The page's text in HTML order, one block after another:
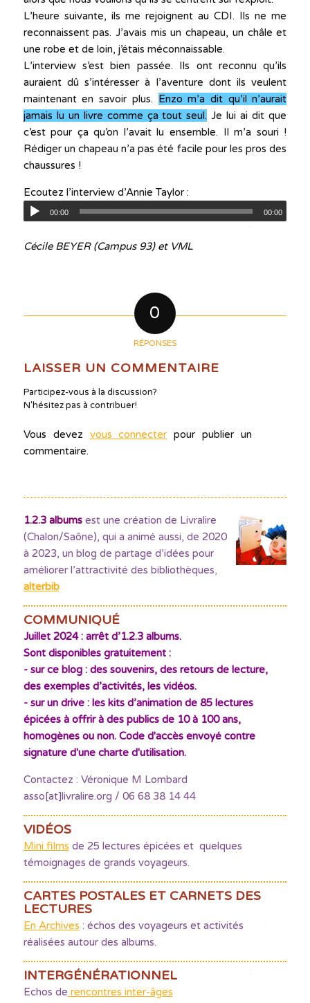
L’heure suivante, ils me rejoignent au CDI. Ils ne me
reconnaissent pas. J’avais mis un chapeau, un châle et
une robe et de loin, j’étais méconnaissable.
L’interview s’est bien passée. Ils ont reconnu qu’ils
auraient dû s’intéresser à l’aventure dont ils veulent
maintenant en savoir plus. Enzo m’a dit qu’il n’aurait
jamais lu un livre comme ça tout seul. Je lui ai dit que
c’est pour ça qu’on l’avait lu ensemble. Il m’a souri !
Rédiger un chapeau n’a pas été facile pour les pros des
chaussures !
Ecoutez l’interview d’Annie Taylor :
00:00 00:00
Cécile BEYER (Campus 93) et VML
0
RÉPONSES
LAISSER UN COMMENTAIRE
Participez-vous à la discussion?
N'hésitez pas à contribuer!
Vous devez vous connecter pour publier un
commentaire.
1.2.3 albumsest une création de Livralire
(Chalon/Saône), qui a animé aussi, de 2020
à 2023, un blog de partage d’idées pour
améliorer l’attractivité des bibliothèques,
alterbib
COMMUNIQUÉ
Juillet 2024 : arrêt d’1.2.3 albums.
Sont disponibles gratuitement :
- sur ce blog : des souvenirs, des retours de lecture,
des exemples d’activités, les vidéos.
- sur un drive : les kits d’animation de 85 lectures
épicées à offrir à des publics de 10 à 100 ans,
homogènes ou non. Code d'accès envoyé contre
signature d'une charte d'utilisation.
Contactez : Véronique M Lombard
asso[at]livralire.org / 06 68 38 14 44
VIDÉOS
Mini films de 25 lectures épicées et quelques
témoignages de grands voyageurs.
CARTES POSTALES ET CARNETS DES
LECTURES
En Archives : échos des voyageurs et activités
réalisées autour des albums.
INTERGÉNÉRATIONNEL
Echos de rencontres inter-âges